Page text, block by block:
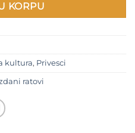
KORPU
kultura, Privesci
ratovi